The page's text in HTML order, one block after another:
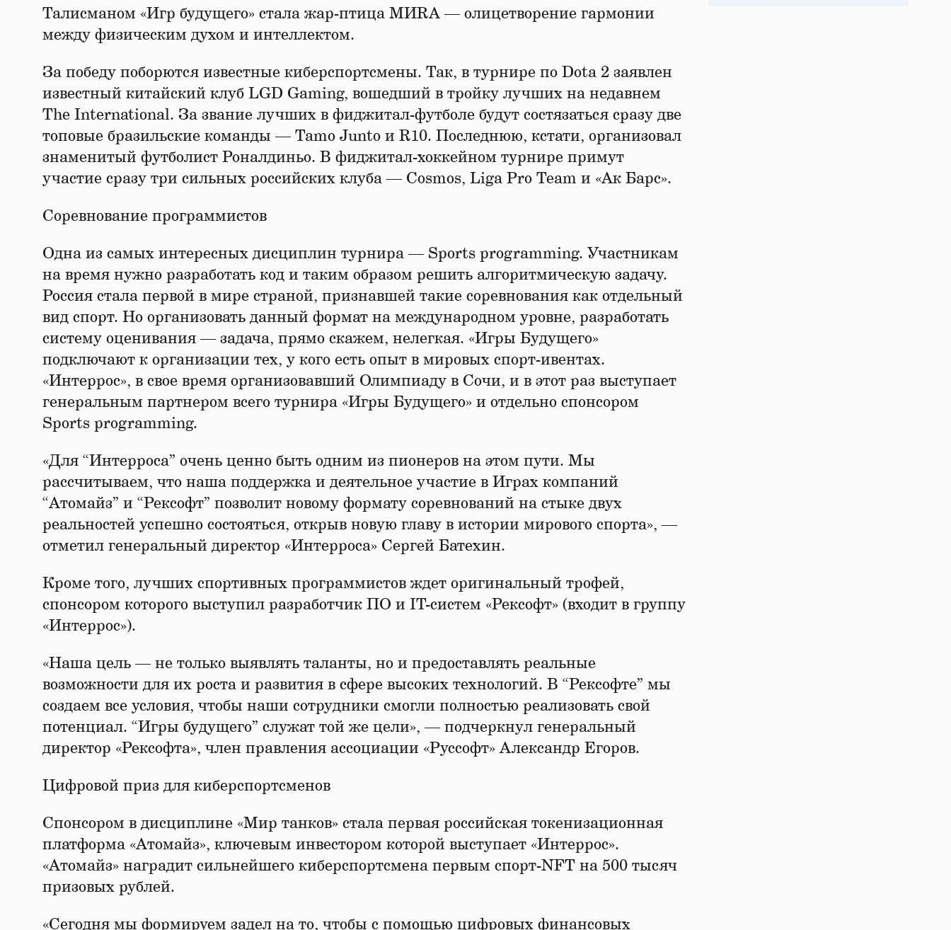
Талисманом «Игр будущего» стала жар-птица МИRA — олицетворение гармонии
между физическим духом и интеллектом.
За победу поборются известные киберспортсмены. Так, в турнире по Dota 2 заявлен
известный китайский клуб LGD Gaming, вошедший в тройку лучших на недавнем
The International. За звание лучших в фиджитал-футболе будут состязаться сразу две
топовые бразильские команды — Tamo Junto и R10. Последнюю, кстати, организовал
знаменитый футболист Роналдиньо. В фиджитал-хоккейном турнире примут
участие сразу три сильных российских клуба — Cosmos, Liga Pro Team и «Ак Барс».
Соревнование программистов
Одна из самых интересных дисциплин турнира — Sports programming. Участникам
на время нужно разработать код и таким образом решить алгоритмическую задачу.
Россия стала первой в мире страной, признавшей такие соревнования как отдельный
вид спорт. Но организовать данный формат на международном уровне, разработать
систему оценивания — задача, прямо скажем, нелегкая. «Игры Будущего»
подключают к организации тех, у кого есть опыт в мировых спорт-ивентах.
«Интеррос», в свое время организовавший Олимпиаду в Сочи, и в этот раз выступает
генеральным партнером всего турнира «Игры Будущего» и отдельно спонсором
Sports programming.
«Для “Интерроса” очень ценно быть одним из пионеров на этом пути. Мы
рассчитываем, что наша поддержка и деятельное участие в Играх компаний
“Атомайз” и “Рексофт” позволит новому формату соревнований на стыке двух
реальностей успешно состояться, открыв новую главу в истории мирового спорта», —
отметил генеральный директор «Интерроса» Сергей Батехин.
Кроме того, лучших спортивных программистов ждет оригинальный трофей,
спонсором которого выступил разработчик ПО и IT-систем «Рексофт» (входит в группу
«Интеррос»).
«Наша цель — не только выявлять таланты, но и предоставлять реальные
возможности для их роста и развития в сфере высоких технологий. В “Рексофте” мы
создаем все условия, чтобы наши сотрудники смогли полностью реализовать свой
потенциал. “Игры будущего” служат той же цели», — подчеркнул генеральный
директор «Рексофта», член правления ассоциации «Руссофт» Александр Егоров.
Цифровой приз для киберспортсменов
Спонсором в дисциплине «Мир танков» стала первая российская токенизационная
платформа «Атомайз», ключевым инвестором которой выступает «Интеррос».
«Атомайз» наградит сильнейшего киберспортсмена первым спорт-NFT на 500 тысяч
призовых рублей.
«Сегодня мы формируем задел на то, чтобы с помощью цифровых финансовых